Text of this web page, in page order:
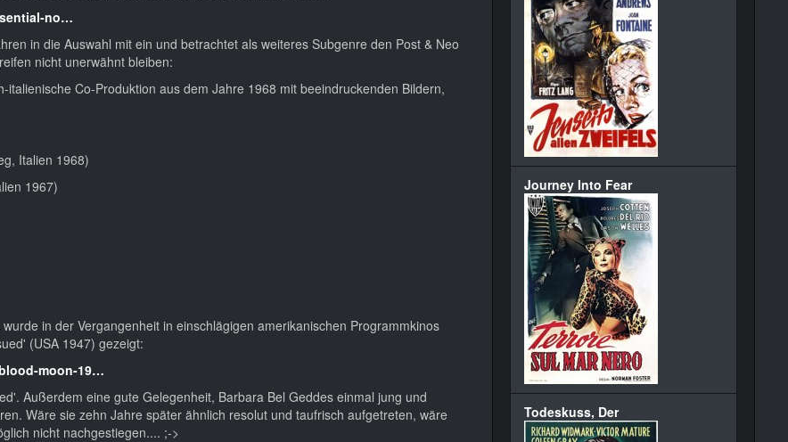
no…
in die Auswahl mit ein und betrachtet als weiteres Subgenre den Post & Neo
nicht unerwähnt bleiben:
Co-Produktion aus dem Jahre 1968 mit beeindruckenden Bildern,
Italien 1968)
1967)
in der Vergangenheit in einschlägigen amerikanischen Programmkinos
(USA 1947) gezeigt:
moon-19…
Außerdem eine gute Gelegenheit, Barbara Bel Geddes einmal jung und
Wäre sie zehn Jahre später ähnlich resolut und taufrisch aufgetreten, wäre
nicht nachgestiegen.... ;->
Journey Into Fear
Todeskuss, Der